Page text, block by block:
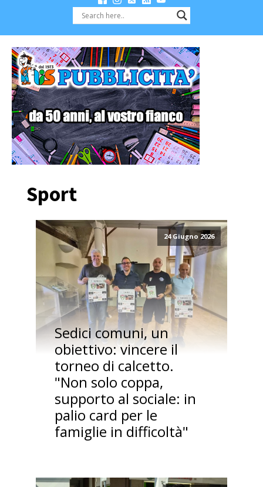
Sport
24 Giugno 2026
Sedici comuni, un
obiettivo: vincere il
torneo di calcetto.
"Non solo coppa,
supporto al sociale: in
palio card per le
famiglie in difficoltà"